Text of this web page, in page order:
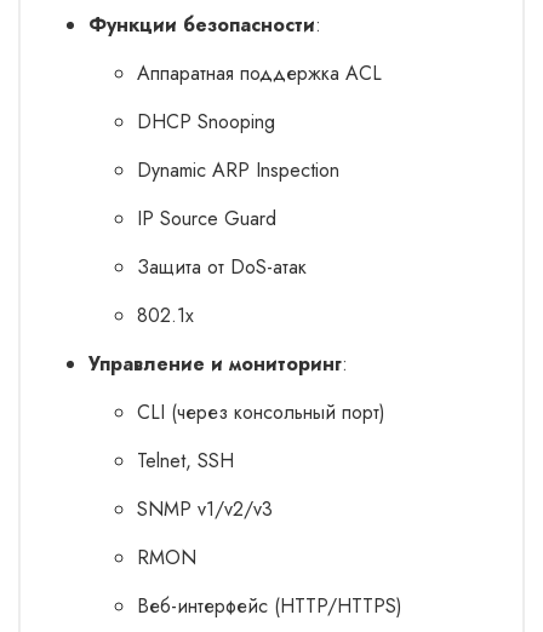
Функции безопасности:
Аппаратная поддержка ACL
DHCP Snooping
Dynamic ARP Inspection
IP Source Guard
Защита от DoS-атак
802.1x
Управление и мониторинг:
CLI (через консольный порт)
Telnet, SSH
SNMP v1/v2/v3
RMON
Веб-интерфейс (HTTP/HTTPS)